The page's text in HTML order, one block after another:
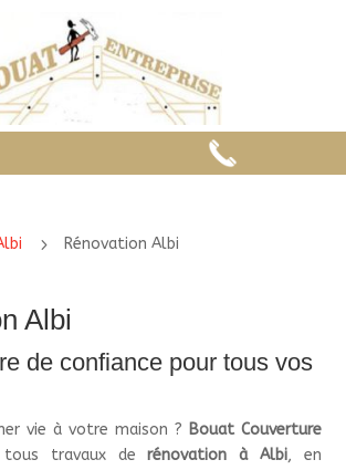
5 Rénovation Albi
Albi
de confiance pour tous vos
vie à votre maison ? Bouat Couverture
tous travaux derénovation à Albi, en